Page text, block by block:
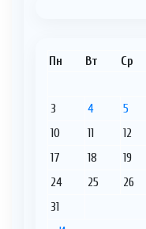
Пн Вт Ср
3
4 5
10
11 12
17
18 19
24
25 26
31